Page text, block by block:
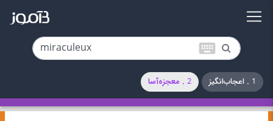
keyboard
1 . اعجاب‌انگیز 2 . معجزه‌آسا